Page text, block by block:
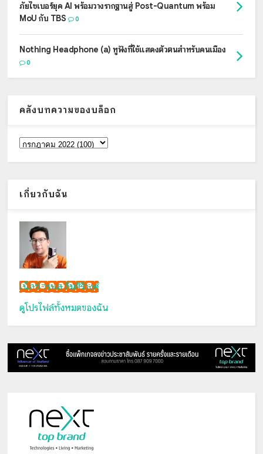
ภัยไซเบอร์ยุค AI พร้อมวางรากฐานสู่ Post-Quantum พร้อม
MoU กับ TBS
0
Nothing Headphone (a) หูฟังที่ใช้แสดงตัวตนสำหรับคนเมือง
0
คลังบทความของบล็อก
เกี่ยวกับฉัน
เน็กซ์ วรพล ลิ่มศิริวงศ์
ดูโปรไฟล์ทั้งหมดของฉัน